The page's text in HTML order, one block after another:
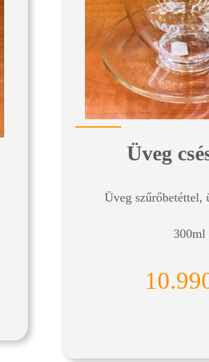
Üveg
Üveg szűrőbetéttel,
300ml